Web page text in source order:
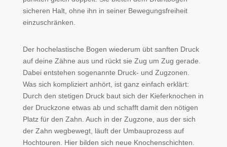
sicheren Halt, ohne ihn in seiner Bewegungsfreiheit
einzuschränken.
Der hochelastische Bogen wiederum übt sanften Druck
auf deine Zähne aus und rückt sie Zug um Zug gerade.
Dabei entstehen sogenannte Druck- und Zugzonen.
Was sich kompliziert anhört, ist ganz einfach erklärt:
Durch den stetigen Druck baut sich der Kieferknochen in
der Druckzone etwas ab und schafft damit den nötigen
Platz für den Zahn. Auch in der Zugzone, aus der sich
der Zahn wegbewegt, läuft der Umbauprozess auf
Hochtouren. Hier bilden sich neue Knochenschichten.